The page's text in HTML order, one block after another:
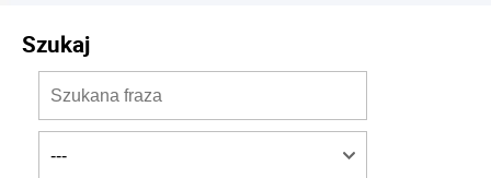
Szukaj